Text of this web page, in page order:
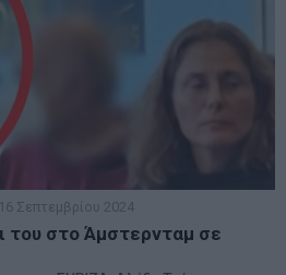
16 Σεπτεμβρίου 2024
του στο Άμστερνταμ σε